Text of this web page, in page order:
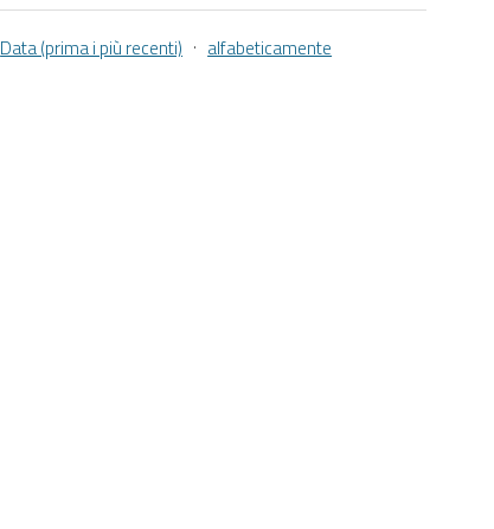
Data (prima i più recenti) · alfabeticamente